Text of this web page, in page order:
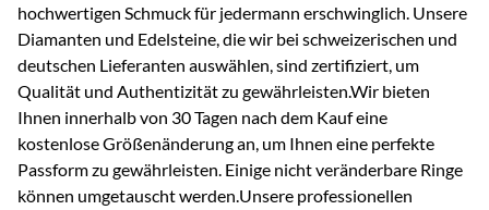
hochwertigen Schmuck für jedermann erschwinglich. Unsere
Diamanten und Edelsteine, die wir bei schweizerischen und
deutschen Lieferanten auswählen, sind zertifiziert, um
Qualität und Authentizität zu gewährleisten.Wir bieten
Ihnen innerhalb von 30 Tagen nach dem Kauf eine
kostenlose Größenänderung an, um Ihnen eine perfekte
Passform zu gewährleisten. Einige nicht veränderbare Ringe
können umgetauscht werden.Unsere professionellen